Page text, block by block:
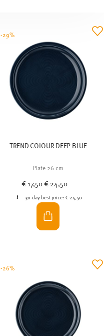
TREND COLOUR DEEP BLUE
Plate 26 cm
€ 17,50Price reduced from
€ 24,50
30-day best price:€ 24,50
-29%
-26%